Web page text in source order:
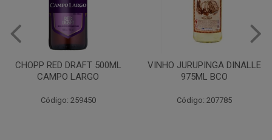
CHOPP RED DRAFT 500ML
CAMPO LARGO
Código: 259450
VINHO JURUPINGA DINALLE
975ML BCO
Código: 207785